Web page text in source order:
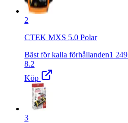
2
CTEK MXS 5.0 Polar
Bäst för kalla förhållanden1 249
8.2
Köp
3